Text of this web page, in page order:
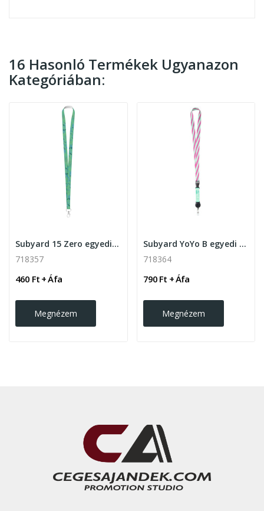
16 Hasonló Termékek Ugyanazon
Kategóriában:
Subyard 15 Zero egyedi szublimációs nyakpánt
718357
460 Ft + Áfa
Megnézem
Subyard YoYo B egyedi szublimációs nyakpánt
718364
790 Ft + Áfa
Megnézem